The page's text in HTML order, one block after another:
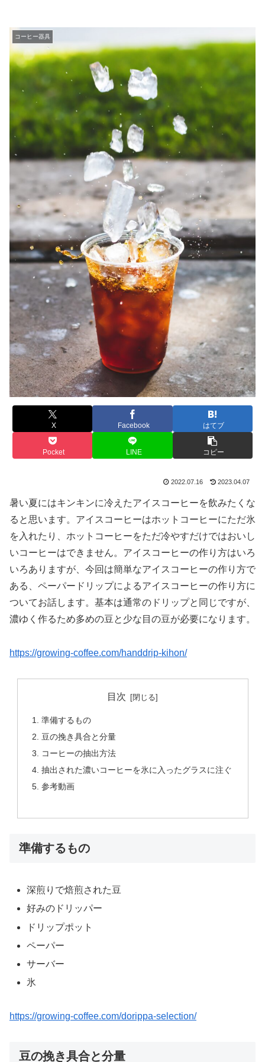
コーヒー器具
X Facebook はてブ
Pocket LINE コピー
2022.07.16 2023.04.07
暑い夏にはキンキンに冷えたアイスコーヒーを飲みたくな
ると思います。アイスコーヒーはホットコーヒーにただ氷
を入れたり、ホットコーヒーをただ冷やすだけではおいし
いコーヒーはできません。アイスコーヒーの作り方はいろ
いろありますが、今回は簡単なアイスコーヒーの作り方で
ある、ペーパードリップによるアイスコーヒーの作り方に
ついてお話します。基本は通常のドリップと同じですが、
濃ゆく作るため多めの豆と少な目の豆が必要になります。
https://growing-coffee.com/handdrip-kihon/
目次
準備するもの
豆の挽き具合と分量
コーヒーの抽出方法
抽出された濃いコーヒーを氷に入ったグラスに注ぐ
参考動画
準備するもの
深煎りで焙煎された豆
好みのドリッパー
ドリップポット
ペーパー
サーバー
氷
https://growing-coffee.com/dorippa-selection/
豆の挽き具合と分量